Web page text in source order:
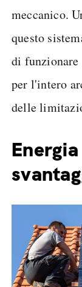
meccanico.
questo
di
per l'intero
delle